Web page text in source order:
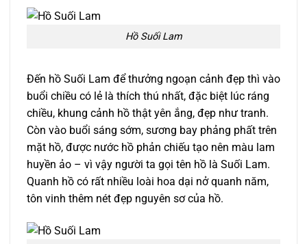
Hồ Suối Lam
Đến hồ Suối Lam để thưởng ngoạn cảnh đẹp thì vào
buổi chiều có lẻ là thích thú nhất, đặc biệt lúc ráng
chiều, khung cảnh hồ thật yên ắng, đẹp như tranh.
Còn vào buổi sáng sớm, sương bay phảng phất trên
mặt hồ, được nước hồ phản chiếu tạo nên màu lam
huyền ảo – vì vậy người ta gọi tên hồ là Suối Lam.
Quanh hồ có rất nhiều loài hoa dại nở quanh năm,
tôn vinh thêm nét đẹp nguyên sơ của hồ.